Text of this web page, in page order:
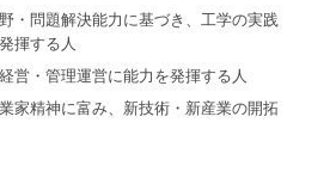
・問題解決能力に基づき、工学の実践
揮する人
営・管理運営に能力を発揮する人
家精神に富み、新技術・新産業の開拓